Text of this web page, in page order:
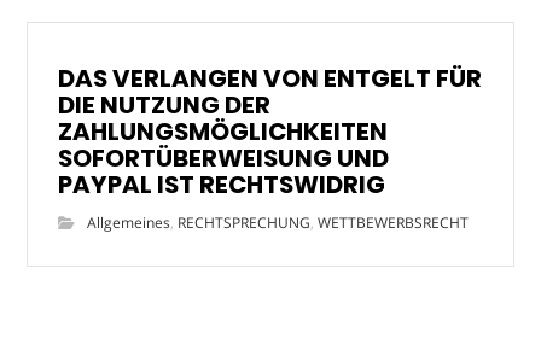
DAS VERLANGEN VON ENTGELT FÜR
DIE NUTZUNG DER
ZAHLUNGSMÖGLICHKEITEN
SOFORTÜBERWEISUNG UND
PAYPAL IST RECHTSWIDRIG
Allgemeines, RECHTSPRECHUNG,WETTBEWERBSRECHT